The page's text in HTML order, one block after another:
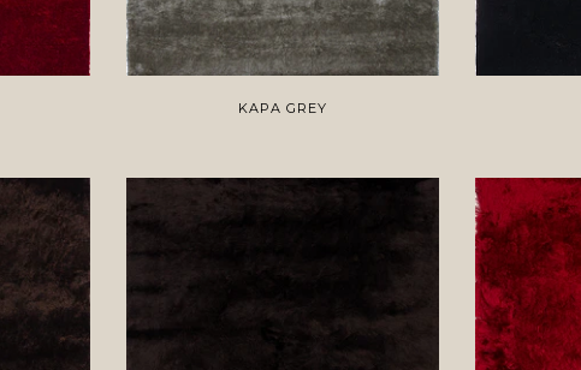
KAPA GREY